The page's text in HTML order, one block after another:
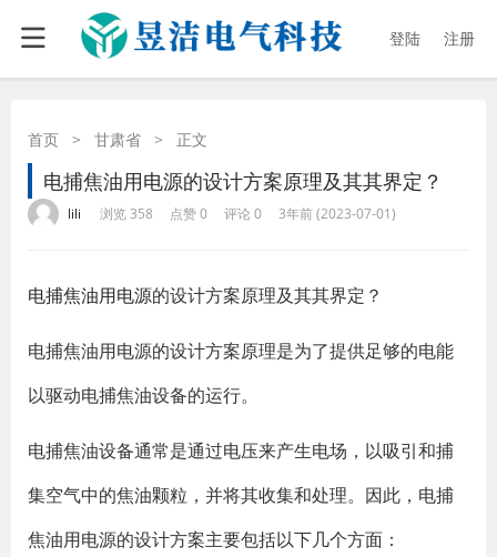
登陆 注册
首页 > 甘肃省 > 正文
电捕焦油用电源的设计方案原理及其其界定？
lili 浏览 358 点赞 0 评论 0 3年前 (2023-07-01)
电捕焦油用电源的设计方案原理及其其界定？
电捕焦油用电源的设计方案原理是为了提供足够的电能
以驱动电捕焦油设备的运行。
电捕焦油设备通常是通过电压来产生电场，以吸引和捕
集空气中的焦油颗粒，并将其收集和处理。因此，电捕
焦油用电源的设计方案主要包括以下几个方面：